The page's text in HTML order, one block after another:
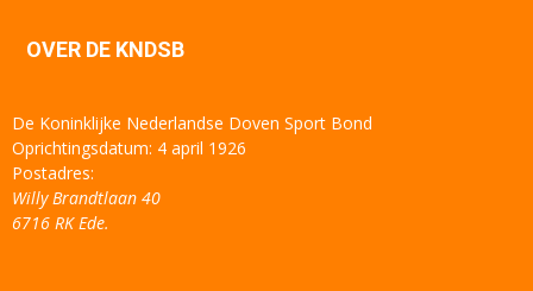
OVER DE KNDSB
De Koninklijke Nederlandse Doven Sport Bond
Oprichtingsdatum: 4 april 1926
Postadres:
Willy Brandtlaan 40
6716 RK Ede.